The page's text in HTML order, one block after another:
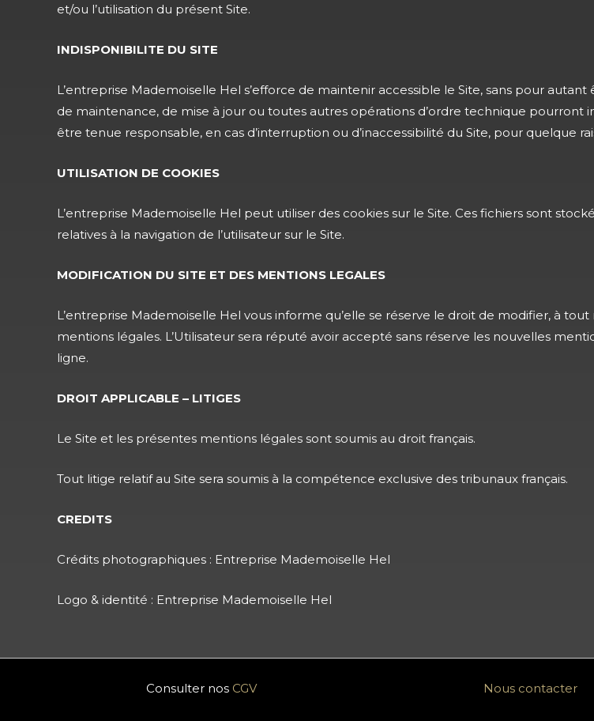
et/ou l’utilisation du présent Site.
INDISPONIBILITE DU SITE
L’entreprise Mademoiselle Hel s’efforce de maintenir accessible le Site, sans pour
de maintenance, de mise à jour ou toutes autres opérations d’ordre technique pourront
être tenue responsable, en cas d’interruption ou d’inaccessibilité du Site, pour quelque
UTILISATION DE COOKIES
L’entreprise Mademoiselle Hel peut utiliser des cookies sur le Site. Ces fichiers sont
relatives à la navigation de l’utilisateur sur le Site.
MODIFICATION DU SITE ET DES MENTIONS LEGALES
L’entreprise Mademoiselle Hel vous informe qu’elle se réserve le droit de modifier, à
mentions légales. L’Utilisateur sera réputé avoir accepté sans réserve les nouvelles
ligne.
DROIT APPLICABLE – LITIGES
Le Site et les présentes mentions légales sont soumis au droit français.
Tout litige relatif au Site sera soumis à la compétence exclusive des tribunaux français.
CREDITS
Crédits photographiques : Entreprise Mademoiselle Hel
Logo & identité : Entreprise Mademoiselle Hel
Consulter nos CGV Nous contacter